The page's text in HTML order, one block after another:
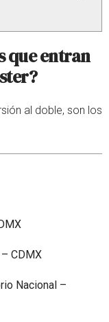
que entran
al doble, son los
CDMX
Nacional –